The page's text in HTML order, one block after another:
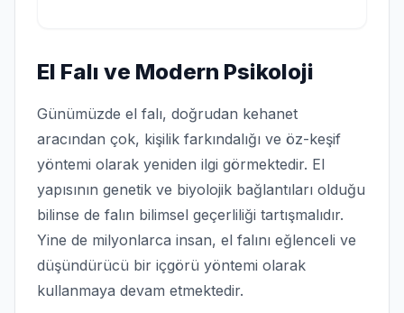
El Falı ve Modern Psikoloji
Günümüzde el falı, doğrudan kehanet
aracından çok, kişilik farkındalığı ve öz-keşif
yöntemi olarak yeniden ilgi görmektedir. El
yapısının genetik ve biyolojik bağlantıları olduğu
bilinse de falın bilimsel geçerliliği tartışmalıdır.
Yine de milyonlarca insan, el falını eğlenceli ve
düşündürücü bir içgörü yöntemi olarak
kullanmaya devam etmektedir.